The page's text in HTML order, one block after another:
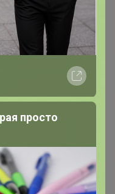
моет отлично.
немного, но
просто